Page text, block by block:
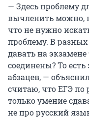
— Здесь проблему
вычленить можно,
что не нужно
проблему. В разных
давать на экзамене
соединены? То есть
абзацев, —
считаю, что ЕГЭ по
только умение
не про русский